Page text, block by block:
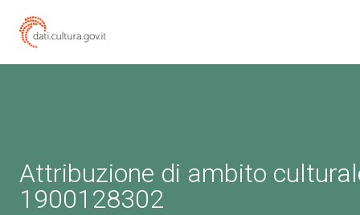
Attribuzione di ambito
1900128302